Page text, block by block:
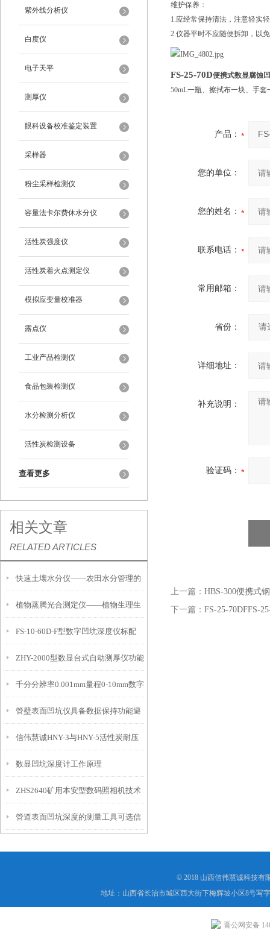
紫外线分析仪
白度仪
电子天平
测厚仪
眼科设备校准鉴定装置
采样器
粉尘采样检测仪
容量法卡尔费休水分仪
活性炭强度仪
活性炭着火点测定仪
模拟应变量校准器
露点仪
工业产品检测仪
食品包装检测仪
水分检测分析仪
活性炭检测设备
查看更多
相关文章
RELATED ARTICLES
快速土壤水分仪——农田水分管理的
便携式检测工具
植物蒸腾光合测定仪——植物生理生
态的实时监测设备
FS-10-60D-F型数字凹坑深度仪标配
IP54级表头分辨率0.01mm量程
10mm！
ZHY-2000型数显台式自动测厚仪功能
特点
千分分辨率0.001mm量程0-10mm数字
埋头度仪技术参数！
管壁表面凹坑仪具备数据保持功能避
免测试过程中测针移动导致数据变动
信伟慧诚HNY-3与HNY-5活性炭耐压
强度测定仪技术参数！
数显凹坑深度计工作原理
ZHS2640矿用本安型数码照相机技术
参数！
管道表面凹坑深度的测量工具可选信
维护保养：
1.应经常保持清法，注意轻实
2.仪器平时不应随便拆卸，以
FS-25-70D便携式数显腐蚀
50mL一瓶、擦拭布一块、手
产品：
您的单位：
您的姓名：
联系电话：
常用邮箱：
省份：
详细地址：
补充说明：
验证码：
上一篇： HBS-300便携式
下一篇： FS-25-70DFFS-
© 2018 山西信伟慧诚科技有
地址：山西省长治市城区西大街下梅辉坡小区8号写
晋公网安备